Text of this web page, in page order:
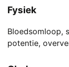
Fysiek
Bloedsomloop,
potentie,